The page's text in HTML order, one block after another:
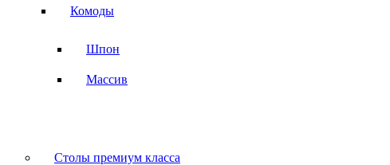
Комоды
Шпон
Массив
Столы премиум класса